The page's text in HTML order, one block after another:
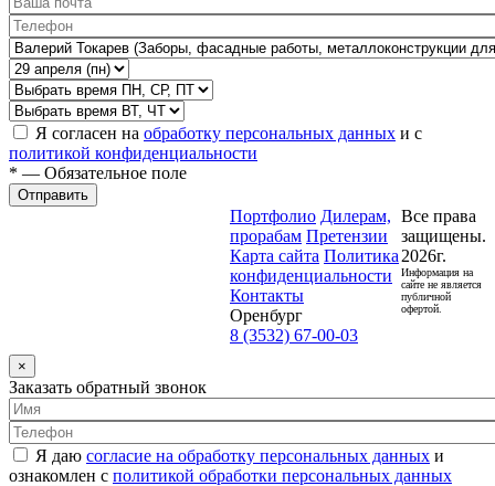
Я согласен на обработку персональных данных и с
политикой конфиденциальности
* — Обязательное поле
Отправить
Портфолио Дилерам,
прорабам Претензии
Карта сайта Политика
конфиденциальности
Контакты
Оренбург
8 (3532) 67-00-03
Все права
защищены.
2026г.
Информация на
сайте не является
публичной
офертой.
×
Заказать обратный звонок
Я даю согласие на обработку персональных данных и
ознакомлен с политикой обработки персональных данных